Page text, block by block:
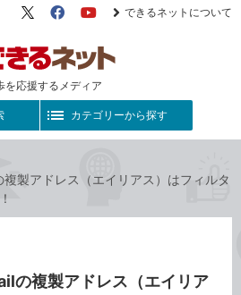
を応援するメディア
X（旧
FacebookYouTube
できるネットについて
カテゴリーから探す
複製アドレス（エイリアス）はフィルタ
の複製アドレス（エイリア